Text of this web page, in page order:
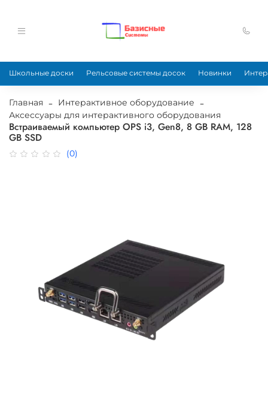
Школьные доски Рельсовые системы досок Новинки
Главная
Интерактивное оборудование
Аксессуары для интерактивного оборудования
Встраиваемый компьютер OPS i3, Gen8, 8 GB RAM, 128
GB SSD
(0)